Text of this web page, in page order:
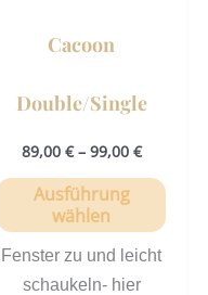
Cacoon
Double/Single
89,00 €– 99,00 €
Ausführung
wählen
Fenster zu und leicht
schaukeln- hier